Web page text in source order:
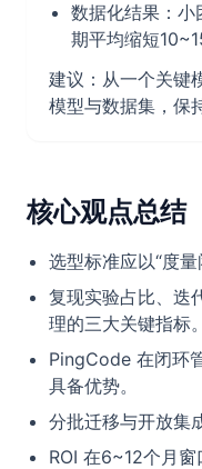
数据化结果：小
期平均缩短
建议：从一个关键
模型与数据集，保
核心观点总结
选型标准应以“度量
复现实验占比、迭
理的三大关键指标。
PingCode 在闭环
具备优势。
分批迁移与开放集
ROI 在6~12个月